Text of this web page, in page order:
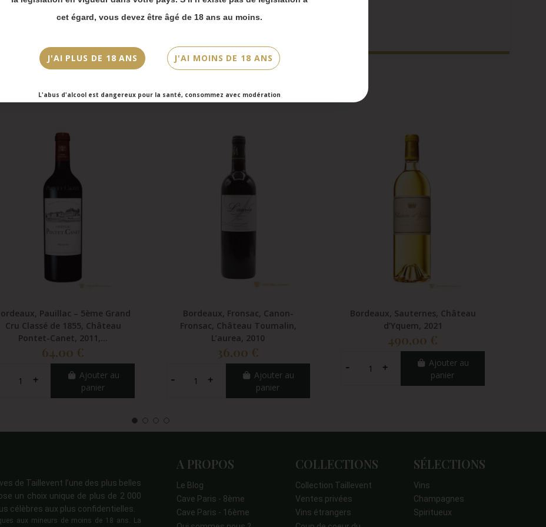
cet égard, vous devez être âgé de 18 ans au moins.
J'AI PLUS DE 18 ANS J'AI MOINS DE 18 ANS
L'abus d'alcool est dangereux pour la santé, consommez avec modération
Pauillac – 5ème Grand
Cru Classé de 1855, Château
Pontet-Canet, 2011,...
64,00 €
Ajouter au
panier
Bordeaux, Fronsac, Canon-
Fronsac, Château Toumalin,
L’aurea, 2010
36,00 €
Ajouter au
panier
Bordeaux, Sauternes, Château
d’Yquem, 2021
490,00 €
Ajouter au
panier
de Taillevent l’une des plus belles
un choix unique de plus de 2 000
célèbres aux plus confidentielles.
aux mineurs de moins de 18 ans. La
A PROPOS
Le Blog
Cave Paris - 8ème
Cave Paris - 16ème
COLLECTIONS
Collection Taillevent
Ventes privées
Vins étrangers
SÉLECTIONS
Vins
Champagnes
Spiritueux
envois Chronopost reprendront à partir du 31 août.
et cave Victor Hugo) seront disponibles à partir du 4